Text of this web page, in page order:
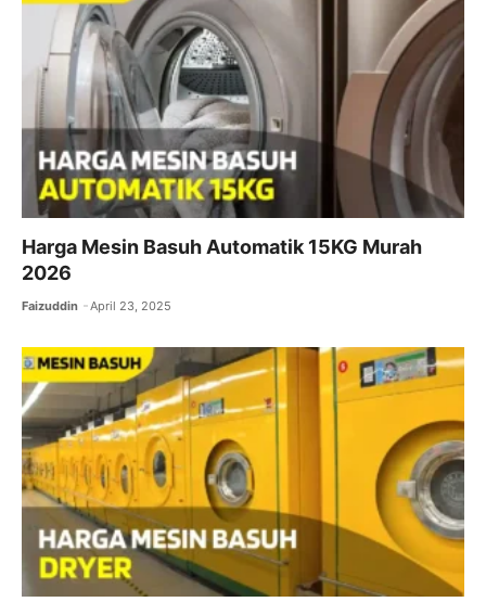
o
k
p
Harga Mesin Basuh Automatik 15KG Murah
2026
Faizuddin April 23, 2025